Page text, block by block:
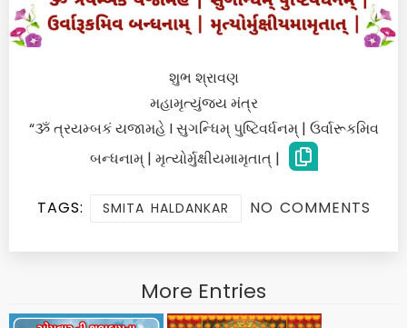
શુભ શ્રાવણ
મહામૃત્યુંજય મંત્ર
“ૐ ત્રયમ્બકં યજામહે I સુગન્ધિમ્ પુષ્ટિવર્ધનમ્ | ઉર્વારૂકમિવ
બન્ધનામ્ | મૃત્યોર્મુક્ષીયમામૃતાત્ |
TAGS: SMITA HALDANKAR NO COMMENTS
More Entries